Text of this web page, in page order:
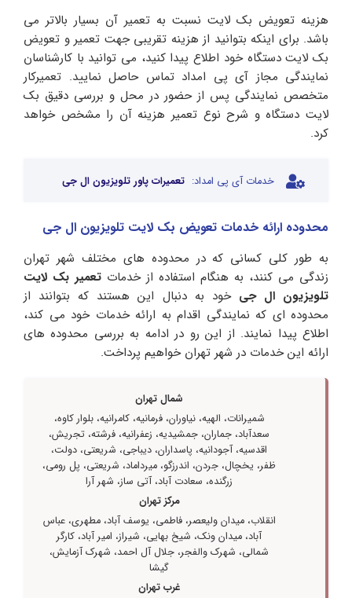
هزینه تعویض بک لایت نسبت به تعمیر آن بسیار بالاتر می
باشد. برای اینکه بتوانید از هزینه تقریبی جهت تعمیر و تعویض
بک لایت دستگاه خود اطلاع پیدا کنید، می توانید با کارشناسان
نمایندگی مجاز آی پی امداد تماس حاصل نمایید. تعمیرکار
متخصص نمایندگی پس از حضور در محل و بررسی دقیق بک
لایت دستگاه و شرح نوع تعمیر هزینه آن را مشخص خواهد
کرد.
خدمات آی پی امداد: تعمیرات پاور تلویزیون ال جی
محدوده ارائه خدمات تعویض بک لایت تلویزیون ال جی
به طور کلی کسانی که در محدوده های مختلف شهر تهران
زندگی می کنند، به هنگام استفاده از خدمات تعمیر بک لایت
تلویزیون ال جی خود به دنبال این هستند که بتوانند از
محدوده ای که نمایندگی اقدام به ارائه خدمات خود می کند،
اطلاع پیدا نمایند. از این رو در ادامه به بررسی محدوده های
ارائه این خدمات در شهر تهران خواهیم پرداخت.
شمال تهران
شمیرانات، الهیه، نیاوران، فرمانیه، کامرانیه، بلوار کاوه،
سعدآباد، جماران، جمشیدیه، زعفرانیه، فرشته، تجریش،
اقدسیه، آجودانیه، پاسداران، دیباجی، شریعتی، دولت،
ظفر، یخچال، جردن، اندرزگو، میرداماد، شریعتی، پل رومی،
زرگنده، سعادت آباد، آتی ساز، شهر آرا
مرکز تهران
انقلاب، میدان ولیعصر، فاطمی، یوسف آباد، مطهری، عباس
آباد، میدان ونک، شیخ بهایی، شیراز، امیر آباد، کارگر
شمالی، شهرک والفجر، جلال آل احمد، شهرک آزمایش،
گیشا
غرب تهران